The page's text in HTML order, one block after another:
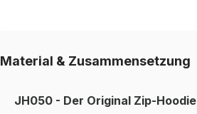
Material & Zusammensetzung
JH050 - Der Original Zip-Hoodie